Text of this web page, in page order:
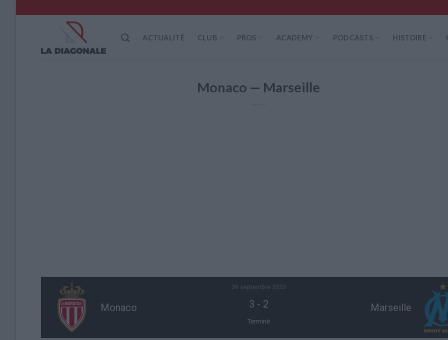
to
ACTUALITÉ CLUB PROS ACADEMY PODCASTS HISTOIRE
Monaco — Marseille
Monaco Marseille
30 septembre 2023
3 - 2
Terminé